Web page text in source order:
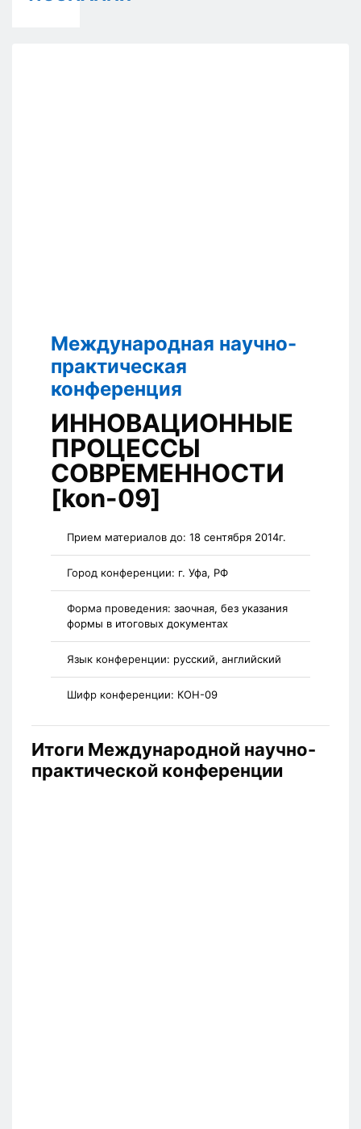
Международная научно-
практическая
конференция
ИННОВАЦИОННЫЕ
ПРОЦЕССЫ
СОВРЕМЕННОСТИ
[kon-09]
Прием материалов до: 18 сентября 2014г.
Город конференции: г. Уфа, РФ
Форма проведения: заочная, без указания
формы в итоговых документах
Язык конференции: русский, английский
Шифр конференции: КОН-09
Итоги Международной научно-
практической конференции